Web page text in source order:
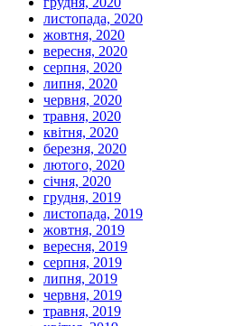
листопада, 2020
жовтня, 2020
вересня, 2020
серпня, 2020
липня, 2020
червня, 2020
травня, 2020
квітня, 2020
березня, 2020
лютого, 2020
січня, 2020
грудня, 2019
листопада, 2019
жовтня, 2019
вересня, 2019
серпня, 2019
липня, 2019
червня, 2019
травня, 2019